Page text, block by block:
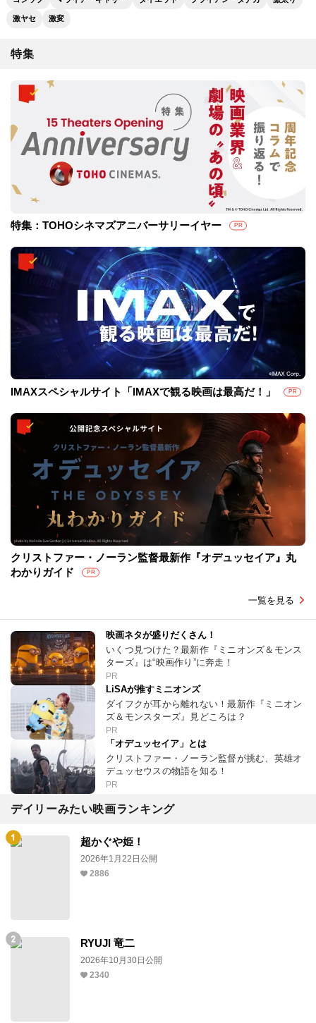
激ヤセ 激変
特集
特集：TOHOシネマズアニバーサリーイヤー PR
IMAXスペシャルサイト「IMAXで観る映画は最高だ！」 PR
クリストファー・ノーラン監督最新作『オデュッセイア』丸
わかりガイド
PR
一覧を見る
映画ネタが盛りだくさん！
いくつ見つけた？最新作『ミニオンズ＆モンス
ターズ』は“映画作り”に奔走！
PR
LiSAが推すミニオンズ
ダイフクが耳から離れない！最新作『ミニオン
ズ＆モンスターズ』見どころは？
PR
「オデュッセイア」とは
クリストファー・ノーラン監督が挑む、英雄オ
デュッセウスの物語を知る！
PR
デイリーみたい映画ランキング
超かぐや姫！
2026年1月22日公開
2886
RYUJI 竜二
2026年10月30日公開
2340